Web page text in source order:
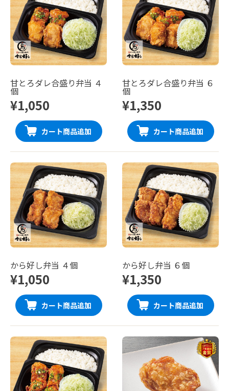
甘とろダレ合盛り弁当 ４
個
¥1,050
カート商品追加
甘とろダレ合盛り弁当 ６
個
¥1,350
カート商品追加
から好し弁当 ４個
¥1,050
カート商品追加
から好し弁当 ６個
¥1,350
カート商品追加